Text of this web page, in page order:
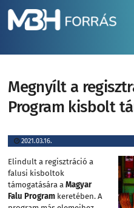
Megnyílt a
Program kisbolt
2021.03.16.
Elindult a regisztráció a
falusi kisboltok
támogatására aMagyar
Falu Program keretében. A